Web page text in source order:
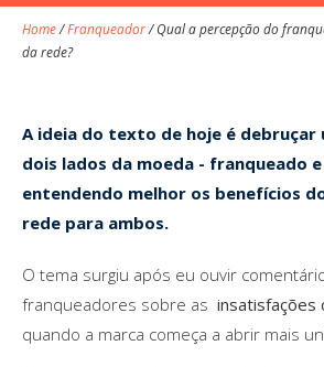
Home/Franqueador/Qual a percepção do
da rede?
A ideia do texto de hoje é debruçar
dois lados da moeda - franqueado
entendendo melhor os benefícios
rede para ambos.
O tema surgiu após eu ouvir
franqueadores sobre as insatisfações
quando a marca começa a abrir mais